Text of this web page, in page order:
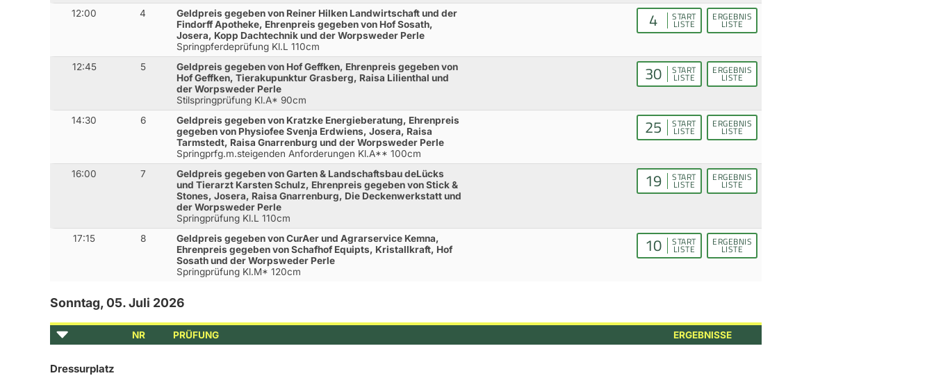
12:00 4
Geldpreis gegeben von Reiner Hilken Landwirtschaft und der
Findorff Apotheke, Ehrenpreis gegeben von Hof Sosath,
Josera, Kopp Dachtechnik und der Worpsweder Perle
Springpferdeprüfung Kl.L 110cm
4 START
LISTE
ERGEBNIS
LISTE
12:45 5
Geldpreis gegeben von Hof Geffken, Ehrenpreis gegeben von
Hof Geffken, Tierakupunktur Grasberg, Raisa Lilienthal und
der Worpsweder Perle
Stilspringprüfung Kl.A* 90cm
30 START
LISTE
ERGEBNIS
LISTE
14:30 6
Geldpreis gegeben von Kratzke Energieberatung, Ehrenpreis
gegeben von Physiofee Svenja Erdwiens, Josera, Raisa
Tarmstedt, Raisa Gnarrenburg und der Worpsweder Perle
Springprfg.m.steigenden Anforderungen Kl.A** 100cm
25 START
LISTE
ERGEBNIS
LISTE
16:00 7
Geldpreis gegeben von Garten & Landschaftsbau deLücks
und Tierarzt Karsten Schulz, Ehrenpreis gegeben von Stick &
Stones, Josera, Raisa Gnarrenburg, Die Deckenwerkstatt und
der Worpsweder Perle
Springprüfung Kl.L 110cm
19 START
LISTE
ERGEBNIS
LISTE
17:15 8
Geldpreis gegeben von CurAer und Agrarservice Kemna,
Ehrenpreis gegeben von Schafhof Equipts, Kristallkraft, Hof
Sosath und der Worpsweder Perle
Springprüfung Kl.M* 120cm
10 START
LISTE
ERGEBNIS
LISTE
Sonntag, 05. Juli 2026
NR PRÜFUNG ERGEBNISSE
Dressurplatz